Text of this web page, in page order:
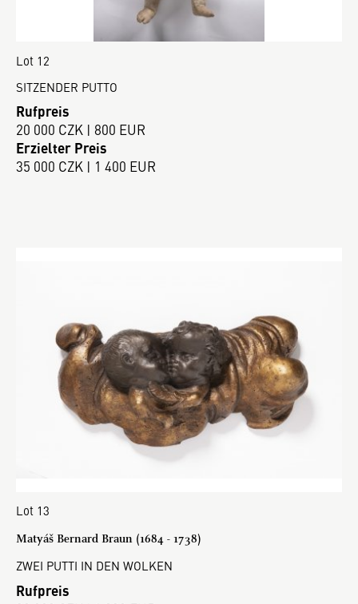
Lot 12
SITZENDER PUTTO
Rufpreis
20 000 CZK | 800 EUR
Erzielter Preis
35 000 CZK | 1 400 EUR
Lot 13
Matyáš Bernard Braun (1684 - 1738)
ZWEI PUTTI IN DEN WOLKEN
Rufpreis